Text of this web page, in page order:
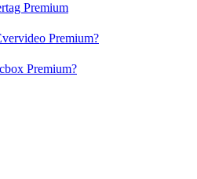
Premium
Premium?
Premium?